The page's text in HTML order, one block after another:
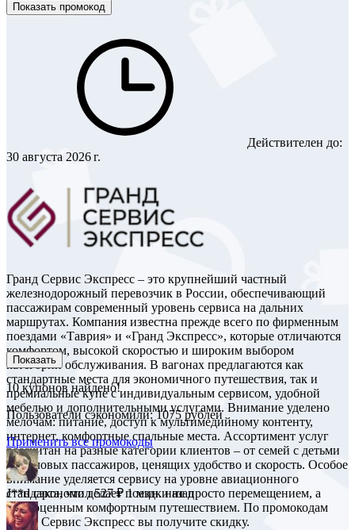
Показать промокод
Действителен до:
30 августа 2026 г.
Гранд Сервис Экспресс – это крупнейший частный
железнодорожный перевозчик в России, обеспечивающий
пассажирам современный уровень сервиса на дальних
маршрутах. Компания известна прежде всего по фирменным
поездами «Таврия» и «Гранд Экспресс», которые отличаются
комфортом, высокой скоростью и широким выбором
категорий обслуживания. В вагонах предлагаются как
стандартные места для экономичного путешествия, так и
премиальные купе с индивидуальным сервисом, удобной
мебелью и дополнительными услугами. Внимание уделено
мелочам: питание, доступ к мультимедийному контенту,
интернет, комфортные спальные места. Ассортимент услуг
рассчитан на разные категории клиентов – от семей с детьми
до деловых пассажиров, ценящих удобство и скорость. Особое
внимание уделяется сервису на уровне авиационного
стандарта, что делает поездки не просто перемещением, а
полноценным комфортным путешествием. По промокодам
Гранд Сервис Экспресс вы получите скидку.
Показать
10купонов найдено!
Пользователи сэкономили: 1075 рублей
Применить все промокоды
J**d сэкономил 527 ₽ 1 мин. назад